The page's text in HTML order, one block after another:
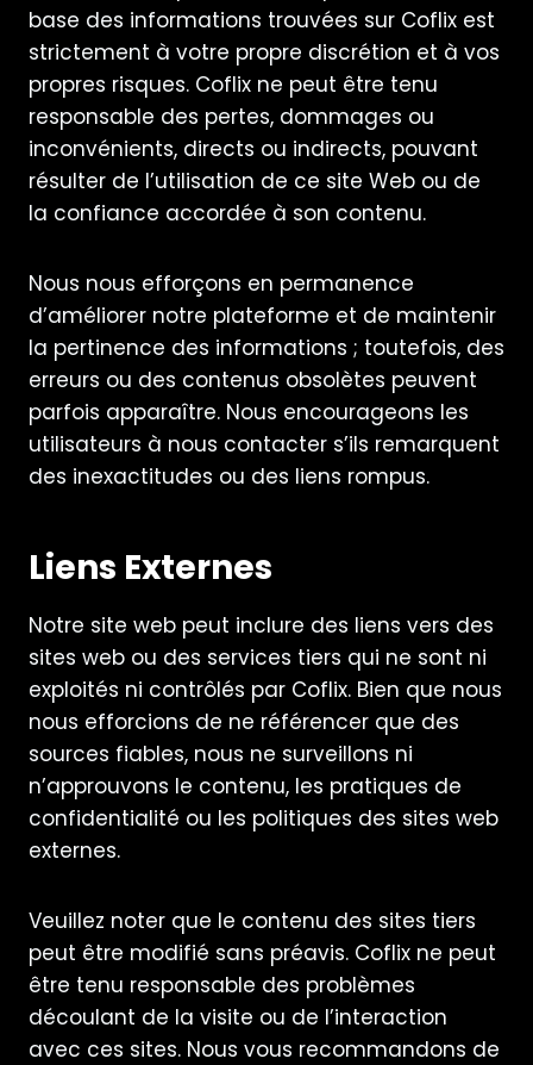
base des informations trouvées sur Coflix est
strictement à votre propre discrétion et à vos
propres risques. Coflix ne peut être tenu
responsable des pertes, dommages ou
inconvénients, directs ou indirects, pouvant
résulter de l’utilisation de ce site Web ou de
la confiance accordée à son contenu.
Nous nous efforçons en permanence
d’améliorer notre plateforme et de maintenir
la pertinence des informations ; toutefois, des
erreurs ou des contenus obsolètes peuvent
parfois apparaître. Nous encourageons les
utilisateurs à nous contacter s’ils remarquent
des inexactitudes ou des liens rompus.
Liens Externes
Notre site web peut inclure des liens vers des
sites web ou des services tiers qui ne sont ni
exploités ni contrôlés par Coflix. Bien que nous
nous efforcions de ne référencer que des
sources fiables, nous ne surveillons ni
n’approuvons le contenu, les pratiques de
confidentialité ou les politiques des sites web
externes.
Veuillez noter que le contenu des sites tiers
peut être modifié sans préavis. Coflix ne peut
être tenu responsable des problèmes
découlant de la visite ou de l’interaction
avec ces sites. Nous vous recommandons de